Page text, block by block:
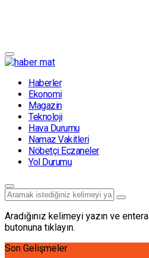
Haberler
Ekonomi
Magazin
Teknoloji
Hava Durumu
Namaz Vakitleri
Nöbetçi Eczaneler
Yol Durumu
Aradığınız kelimeyi yazın ve
butonuna tıklayın.
Son Gelişmeler